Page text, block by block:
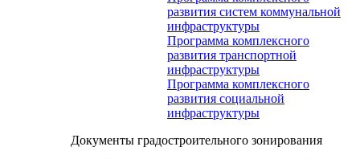
развития систем коммунальной
инфраструктуры
Программа комплексного
развития транспортной
инфраструктуры
Программа комплексного
развития социальной
инфраструктуры
Документы градостроительного зонирования